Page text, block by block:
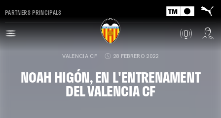
PARTNERS PRINCIPALS
VALENCIA CF 28 FEBRERO 2022
NOAH HIGÓN, EN L'ENTRENAMENT
DEL VALENCIA CF